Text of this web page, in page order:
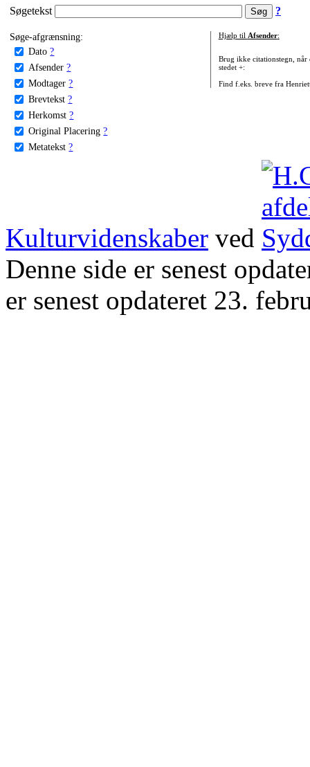
Søgetekst ?
Søge-afgrænsning:
Dato ?
Afsender ?
Modtager ?
Brevtekst ?
Herkomst ?
Original Placering ?
Metatekst ?
Hjælp til Afsender:
Brug ikke citationstegn, når
stedet +:
Find f.eks. breve fra
Kulturvidenskaber ved
Denne side er senest
er senest opdateret 23.